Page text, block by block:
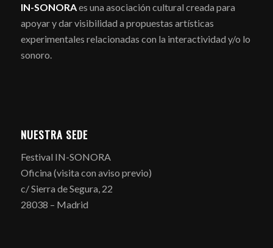
IN-SONORAes una asociación cultural creada para
apoyar y dar visibilidad a propuestas artísticas
experimentales relacionadas con la interactividad y/o lo
sonoro.
NUESTRA SEDE
Festival IN-SONORA
Oficina (visita con aviso previo)
c/ Sierra de Segura, 22
28038 – Madrid